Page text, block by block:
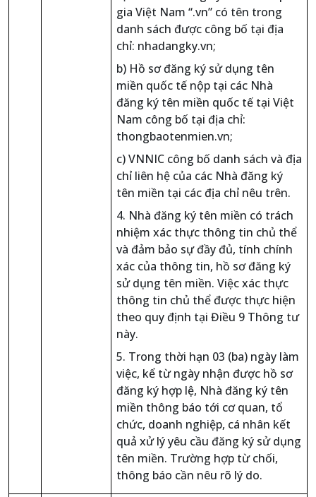
gia Việt Nam “.vn” có tên trong
danh sách được công bố tại địa
chỉ: nhadangky.vn;
b) Hồ sơ đăng ký sử dụng tên
miền quốc tế nộp tại các Nhà
đăng ký tên miền quốc tế tại Việt
Nam công bố tại địa chỉ:
thongbaotenmien.vn;
c) VNNIC công bố danh sách và địa
chỉ liên hệ của các Nhà đăng ký
tên miền tại các địa chỉ nêu trên.
4. Nhà đăng ký tên miền có trách
nhiệm xác thực thông tin chủ thể
và đảm bảo sự đầy đủ, tính chính
xác của thông tin, hồ sơ đăng ký
sử dụng tên miền. Việc xác thực
thông tin chủ thể được thực hiện
theo quy định tại Điều 9 Thông tư
này.
5. Trong thời hạn 03 (ba) ngày làm
việc, kể từ ngày nhận được hồ sơ
đăng ký hợp lệ, Nhà đăng ký tên
miền thông báo tới cơ quan, tổ
chức, doanh nghiệp, cá nhân kết
quả xử lý yêu cầu đăng ký sử dụng
tên miền. Trường hợp từ chối,
thông báo cần nêu rõ lý do.